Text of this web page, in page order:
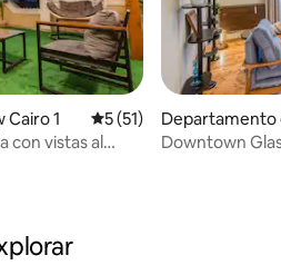
1 Calificación promedio: 5
5 (51)
con vistas al
Departamento
Downtown